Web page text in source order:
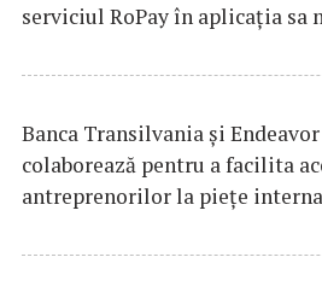
serviciul RoPay în aplicaţia sa
Banca Transilvania şi
colaborează pentru a facilita
antreprenorilor la pieţe